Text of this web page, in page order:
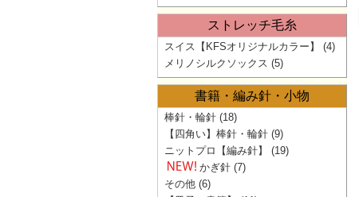
ストレッチ毛糸
スイス【KFSオリジナルカラー】
(4)
メリノシルクソックス (5)
書籍・編み針・小物
棒針・輪針 (18)
【四角い】棒針・輪針 (9)
ニットプロ【編み針】
(19)
かぎ針 (7)
その他 (6)